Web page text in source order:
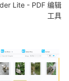
Lite - PDF 编辑
工具